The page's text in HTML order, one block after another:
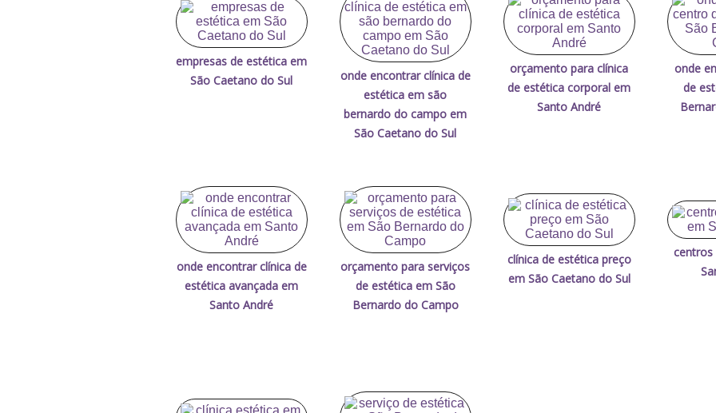
empresas de estética em
São Caetano do Sul
onde encontrar clínica de
estética em são
bernardo do campo em
São Caetano do Sul
orçamento para clínica
de estética corporal em
Santo André
onde
de
onde encontrar clínica de
estética avançada em
Santo André
orçamento para serviços
de estética em São
Bernardo do Campo
clínica de estética preço
em São Caetano do Sul
centros